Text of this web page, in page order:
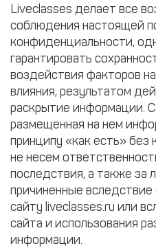
Liveclasses делает все
соблюдения настоящей
конфиденциальности,
гарантировать
воздействия факторов
влияния, результатом
раскрытие информации.
размещенная на нем
принципу «как есть» без
не несем
последствия, а также за
причиненные вследствие
сайту liveclasses.ru или
сайта и использования
информации.